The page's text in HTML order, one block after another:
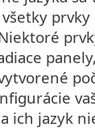
prvky
a ich jazyk